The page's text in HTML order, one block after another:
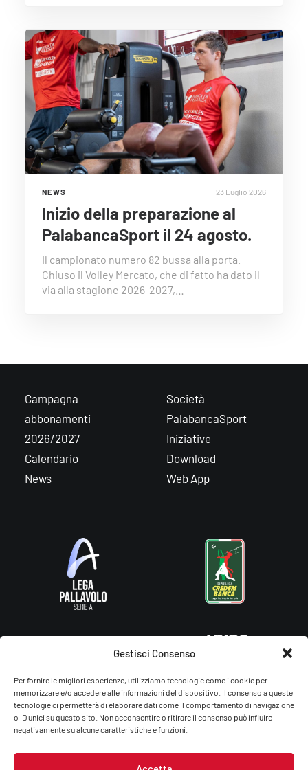
Gestisci Consenso
Per fornire le migliori esperienze, utilizziamo tecnologie come i cookie per
memorizzare e/o accedere alle informazioni del dispositivo. Il consenso a queste
tecnologie ci permetterà di elaborare dati come il comportamento di navigazione
o ID unici su questo sito. Non acconsentire o ritirare il consenso può influire
negativamente su alcune caratteristiche e funzioni.
NEWS 23 Luglio 2026
Inizio della preparazione al
PalabancaSport il 24 agosto.
Il campionato numero 82 bussa alla porta.
Chiuso il Volley Mercato, che di fatto ha dato il
via alla stagione 2026-2027,…
Campagna
abbonamenti
2026/2027
Calendario
News
Società
PalabancaSport
Iniziative
Download
Web App